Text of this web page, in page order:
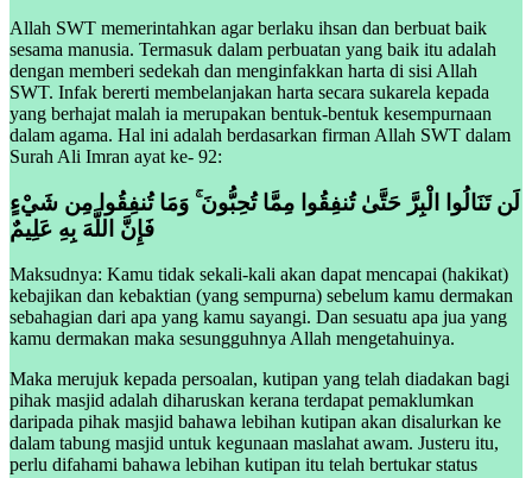
Allah SWT memerintahkan agar berlaku ihsan dan berbuat baik
sesama manusia. Termasuk dalam perbuatan yang baik itu adalah
dengan memberi sedekah dan menginfakkan harta di sisi Allah
SWT. Infak bererti membelanjakan harta secara sukarela kepada
yang berhajat malah ia merupakan bentuk-bentuk kesempurnaan
dalam agama. Hal ini adalah berdasarkan firman Allah SWT dalam
Surah Ali Imran ayat ke- 92:
لَن تَنَالُوا الْبِرَّ حَتَّىٰ تُنفِقُوا مِمَّا تُحِبُّونَ ۚ وَمَا تُنفِقُوا مِن شَيْءٍ
Maksudnya: Kamu tidak sekali-kali akan dapat mencapai (hakikat)
kebajikan dan kebaktian (yang sempurna) sebelum kamu dermakan
sebahagian dari apa yang kamu sayangi. Dan sesuatu apa jua yang
kamu dermakan maka sesungguhnya Allah mengetahuinya.
Maka merujuk kepada persoalan, kutipan yang telah diadakan bagi
pihak masjid adalah diharuskan kerana terdapat pemaklumkan
daripada pihak masjid bahawa lebihan kutipan akan disalurkan ke
dalam tabung masjid untuk kegunaan maslahat awam. Justeru itu,
perlu difahami bahawa lebihan kutipan itu telah bertukar status